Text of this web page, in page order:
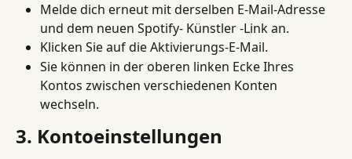
Melde dich erneut mit derselben E-Mail-Adresse
und dem neuen Spotify- Künstler -Link an.
Klicken Sie auf die Aktivierungs-E-Mail.
Sie können in der oberen linken Ecke Ihres
Kontos zwischen verschiedenen Konten
wechseln.
3. Kontoeinstellungen